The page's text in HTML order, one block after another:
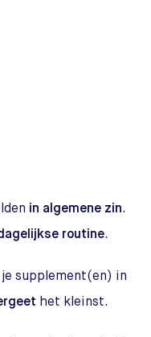
in algemene zin.
routine.
supplement(en) in
het kleinst.